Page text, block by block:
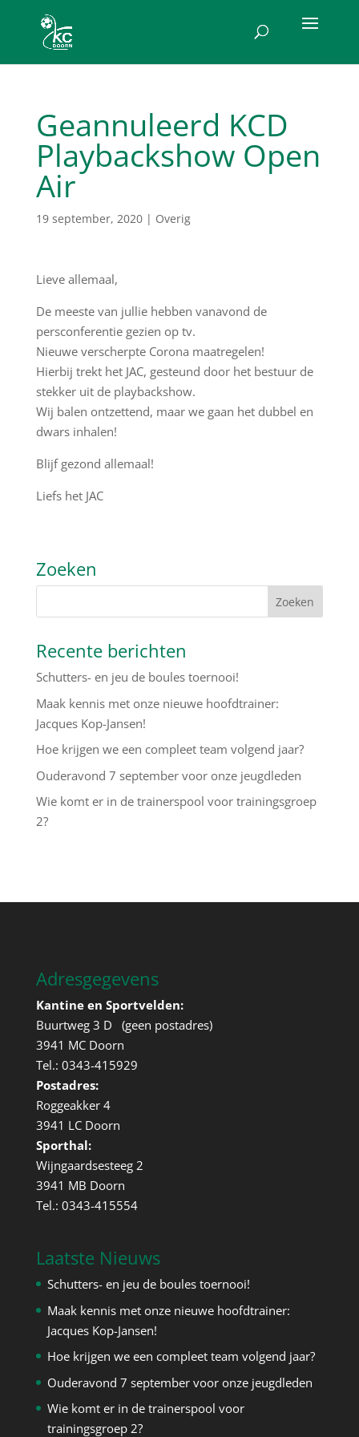
Geannuleerd KCD
Playbackshow Open
Air
19 september, 2020| Overig
Lieve allemaal,
De meeste van jullie hebben vanavond de
persconferentie gezien op tv.
Nieuwe verscherpte Corona maatregelen!
Hierbij trekt het JAC, gesteund door het bestuur de
stekker uit de playbackshow.
Wij balen ontzettend, maar we gaan het dubbel en
dwars inhalen!
Blijf gezond allemaal!
Liefs het JAC
Zoeken
Recente berichten
Schutters- en jeu de boules toernooi!
Maak kennis met onze nieuwe hoofdtrainer:
Jacques Kop-Jansen!
Hoe krijgen we een compleet team volgend jaar?
Ouderavond 7 september voor onze jeugdleden
Wie komt er in de trainerspool voor trainingsgroep
2?
Adresgegevens
Kantine en Sportvelden:
Buurtweg 3 D (geen postadres)
3941 MC Doorn
Tel.: 0343-415929
Postadres:
Roggeakker 4
3941 LC Doorn
Sporthal:
Wijngaardsesteeg 2
3941 MB Doorn
Tel.: 0343-415554
Laatste Nieuws
Schutters- en jeu de boules toernooi!
Maak kennis met onze nieuwe hoofdtrainer:
Jacques Kop-Jansen!
Hoe krijgen we een compleet team volgend jaar?
Ouderavond 7 september voor onze jeugdleden
Wie komt er in de trainerspool voor
trainingsgroep 2?